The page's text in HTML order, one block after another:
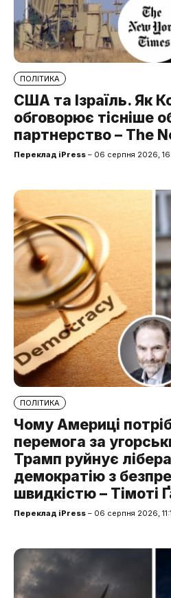
ПОЛІТИКА
США та Ізраїль. Як
обговорює тісніше
партнерство – The
Переклад iPress – 06 серпня 2026,
ПОЛІТИКА
Чому Америці
перемога за
Трамп руйнує
демократію з
швидкістю – Тімоті
Переклад iPress – 06 серпня 2026,